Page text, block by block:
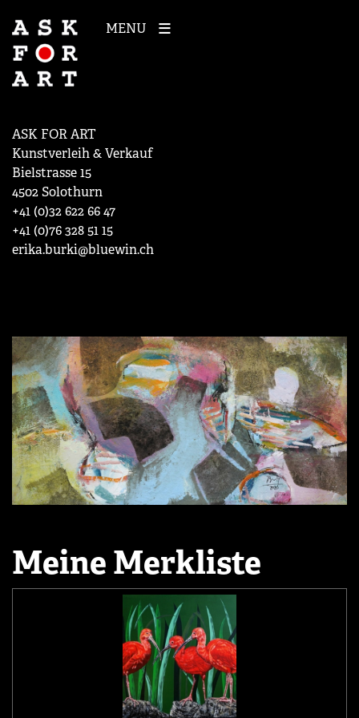
MENU
ASK FOR ART
Kunstverleih & Verkauf
Bielstrasse 15
4502 Solothurn
+41 (0)32 622 66 47
+41 (0)76 328 51 15
erika.burki@bluewin.ch
Meine Merkliste